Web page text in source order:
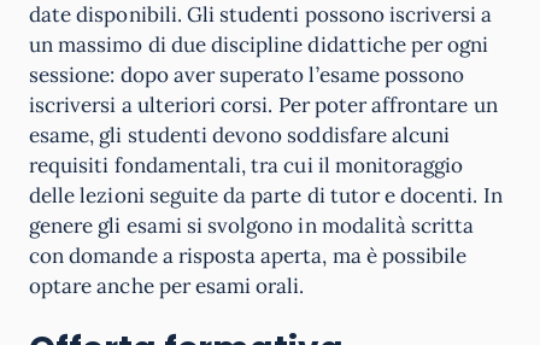
date disponibili. Gli studenti possono iscriversi a
un massimo di due discipline didattiche per ogni
sessione: dopo aver superato l’esame possono
iscriversi a ulteriori corsi. Per poter affrontare un
esame, gli studenti devono soddisfare alcuni
requisiti fondamentali, tra cui il monitoraggio
delle lezioni seguite da parte di tutor e docenti. In
genere gli esami si svolgono in modalità scritta
con domande a risposta aperta, ma è possibile
optare anche per esami orali.